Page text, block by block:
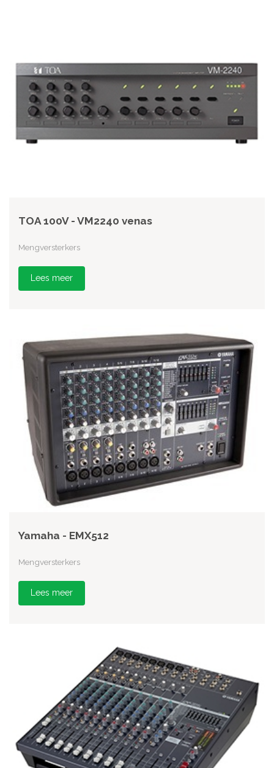
TOA 100V - VM2240 venas
Mengversterkers
Lees meer
Yamaha - EMX512
Mengversterkers
Lees meer